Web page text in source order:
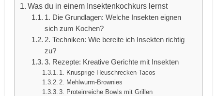
Was du in einem Insektenkochkurs lernst
1. Die Grundlagen: Welche Insekten eignen
sich zum Kochen?
2. Techniken: Wie bereite ich Insekten richtig
zu?
3. Rezepte: Kreative Gerichte mit Insekten
1. Knusprige Heuschrecken-Tacos
2. Mehlwurm-Brownies
3. Proteinreiche Bowls mit Grillen